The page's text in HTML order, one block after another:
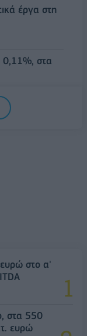
έργα στη
0,11%, στα
ευρώ στο α'
στα 550
ευρώ